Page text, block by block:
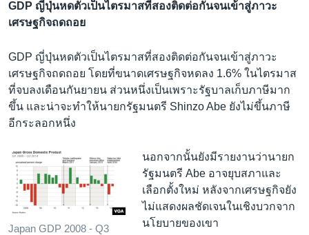
GDP ญี่ปุ่นหดตัวเป็นไตรมาสที่สองติดต่อกันจนเข้าสู่ภาวะ
เศรษฐกิจถดถอย
GDP ญี่ปุ่นหดตัวเป็นไตรมาสที่สองติดต่อกันจนเข้าสู่ภาวะ
เศรษฐกิจถดถอย โดยที่ขนาดเศรษฐกิจหดลง 1.6% ในไตรมาส
ที่จบลงเดือนกันยายน ส่วนหนึ่งเป็นเพราะรัฐบาลเก็บภาษีมาก
ขึ้น และน่าจะทำให้นายกรัฐมนตรี Shinzo Abe ยังไม่ขึ้นภาษี
อีกระลอกหนึ่ง
Japan GDP 2008 - Q3
นอกจากนั้นยังมีรายงานว่านายก
รัฐมนตรี Abe อาจยุบสภาและ
เลือกตั้งใหม่ หลังจากเศรษฐกิจยัง
ไม่แสดงผลชัดเจนในเชิงบวกจาก
นโยบายของเขา